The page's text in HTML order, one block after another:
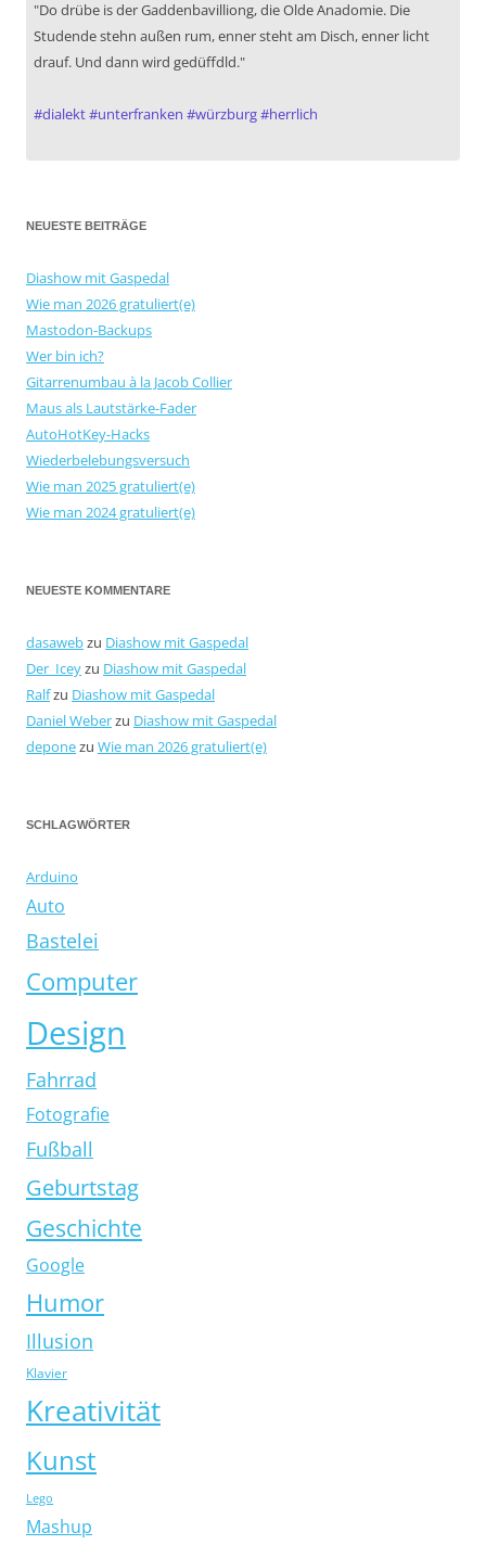
"Do drübe is der Gaddenbavilliong, die Olde Anadomie. Die
Studende stehn außen rum, enner steht am Disch, enner licht
drauf. Und dann wird gedüffdld."
#dialekt#unterfranken #würzburg#herrlich
NEUESTE BEITRÄGE
Diashow mit Gaspedal
Wie man 2026 gratuliert(e)
Mastodon-Backups
Wer bin ich?
Gitarrenumbau à la Jacob Collier
Maus als Lautstärke-Fader
AutoHotKey-Hacks
Wiederbelebungsversuch
Wie man 2025 gratuliert(e)
Wie man 2024 gratuliert(e)
NEUESTE KOMMENTARE
dasawebzu Diashow mit Gaspedal
Der_Iceyzu Diashow mit Gaspedal
Ralfzu Diashow mit Gaspedal
Daniel Weberzu Diashow mit Gaspedal
deponezu Wie man 2026 gratuliert(e)
SCHLAGWÖRTER
Arduino
Auto
Bastelei
Computer
Design
Fahrrad
Fotografie
Fußball
Geburtstag
Geschichte
Google
Humor
Illusion
Klavier
Kreativität
Kunst
Lego
Mashup